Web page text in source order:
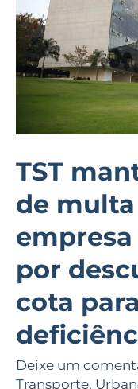
TST
de
por
cota
Deixe um
Transporte,
multa
aplicada
à
empresa
transporte
por
descumprimento
de
cota
para
pessoas
com
deficiência